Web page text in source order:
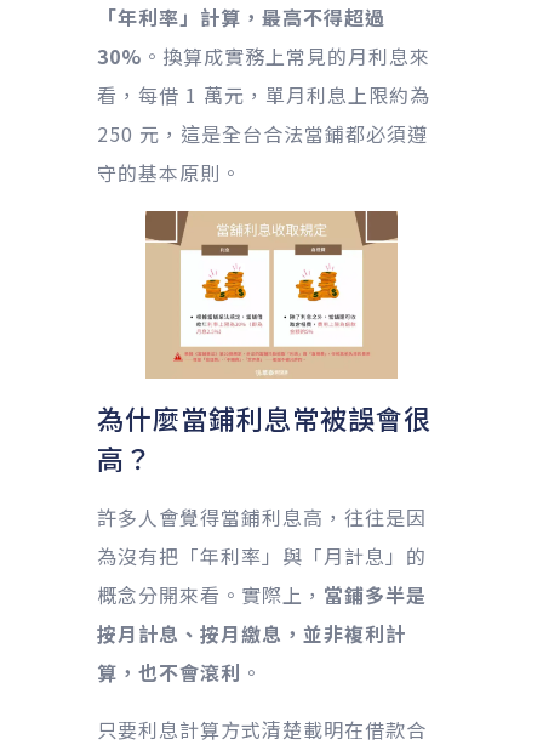
「年利率」計算，最高不得超過
30% 。換算成實務上常見的月利息來
看，每借 1 萬元，單月利息上限約為
250 元，這是全台合法當鋪都必須遵
守的基本原則。
為什麼當鋪利息常被誤會很
高？
許多人會覺得當鋪利息高，往往是因
為沒有把「年利率」與「月計息」的
概念分開來看。實際上， 當鋪多半是
按月計息、按月繳息，並非複利計
算，也不會滾利 。
只要利息計算方式清楚載明在借款合